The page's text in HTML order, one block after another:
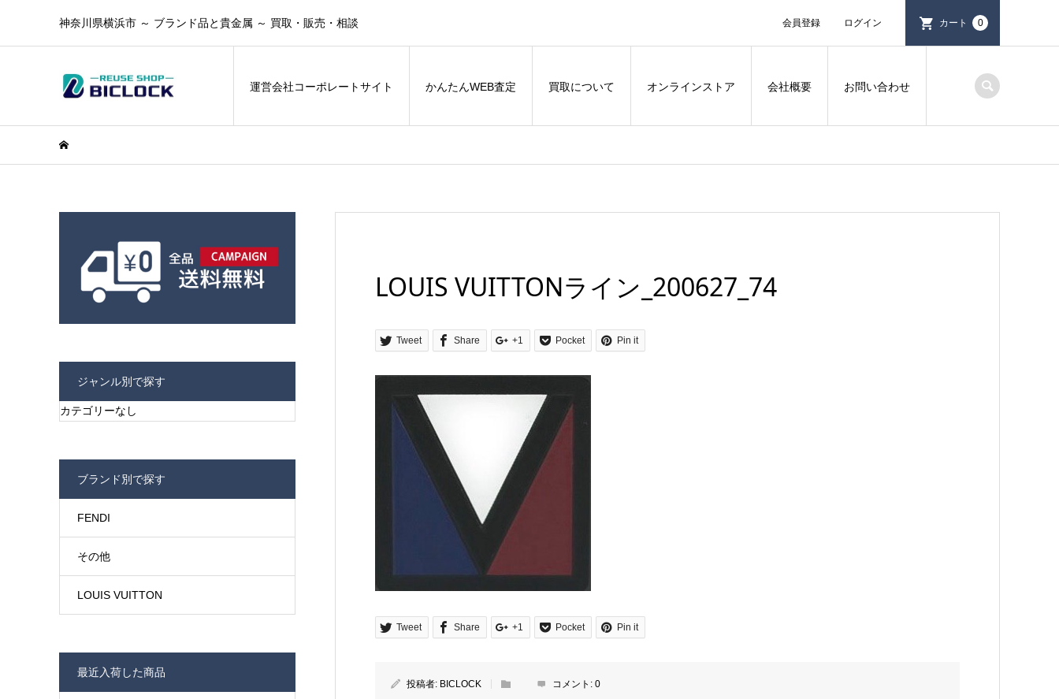
神奈川県横浜市 ～ ブランド品と貴金属 ～ 買取・販売・相談 会員登録 ログイン カート 0
運営会社コーポレートサイト かんたんWEB査定 買取について オンラインストア 会社概要 お問い合わせ
LOUIS VUITTONライン_200627_74
Tweet Share +1 Pocket Pin it
Tweet Share +1 Pocket Pin it
投稿者: BICLOCK コメント: 0
ジャンル別で探す
カテゴリーなし
ブランド別で探す
FENDI
その他
LOUIS VUITTON
最近入荷した商品